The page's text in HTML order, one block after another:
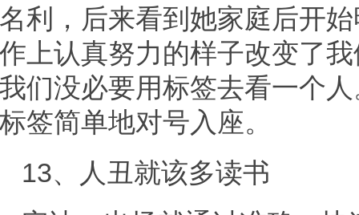
名利，后来看到她家庭后开
作上认真努力的样子改变了
我们没必要用标签去看一个
标签简单地对号入座。
13、人丑就该多读书